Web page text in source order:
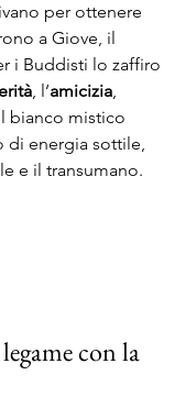
per ottenere
a Giove, il
i Buddisti lo zaffiro
, l’amicizia,
bianco mistico
di energia sottile,
e il transumano.
con la